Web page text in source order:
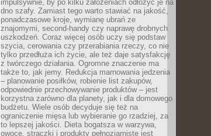
impulsywnie, by po kilku założeniach odłożyć je na
dno szafy. Zamiast tego warto stawiać na jakość,
ponadczasowe kroje, wymianę ubrań ze
znajomymi, second-handy czy naprawę drobnych
uszkodzeń. Coraz więcej osób uczy się podstaw
szycia, cerowania czy przerabiania rzeczy, co nie
tylko przedłuża ich życie, ale też daje satysfakcję
z twórczego działania. Ogromne znaczenie ma
także to, jak jemy. Redukcja marnowania jedzenia
– planowanie posiłków, robienie list zakupów,
odpowiednie przechowywanie produktów – jest
korzystna zarówno dla planety, jak i dla domowego
budżetu. Wiele osób decyduje się też na
ograniczenie mięsa lub wybieranie go rzadziej, za
to lepszej jakości. Dieta bogatsza w warzywa,
owoce, strączki i produkty pełnoziarniste jest